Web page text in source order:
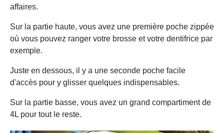
affaires.
Sur la partie haute, vous avez une première poche zippée
où vous pouvez ranger votre brosse et votre dentifrice par
exemple.
Juste en dessous, il y a une seconde poche facile
d'accès pour y glisser quelques indispensables.
Sur la partie basse, vous avez un grand compartiment de
4L pour tout le reste.